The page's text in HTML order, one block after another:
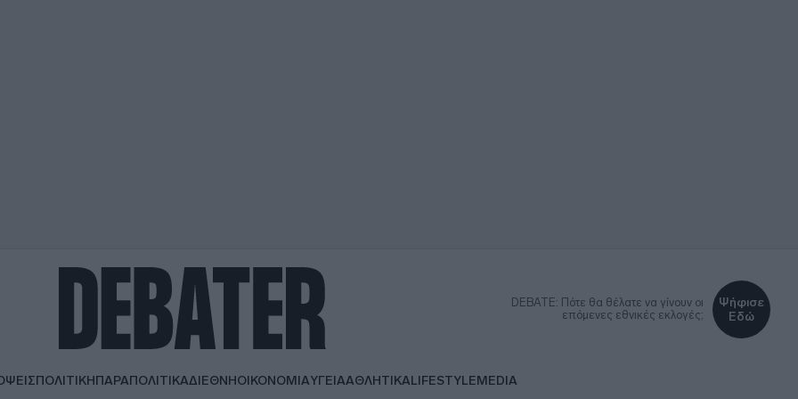
DEBATE: Πότε θα θέλατε να γίνουν οι
επόμενες εθνικές εκλογές;
Ψήφισε
Εδώ
ΠΟΛΙΤΙΚΗΠΑΡΑΠΟΛΙΤΙΚΑΔΙΕΘΝΗΟΙΚΟΝΟΜΙΑΥΓΕΙΑΑΘΛΗΤΙΚΑLIFESTYLEMEDIA